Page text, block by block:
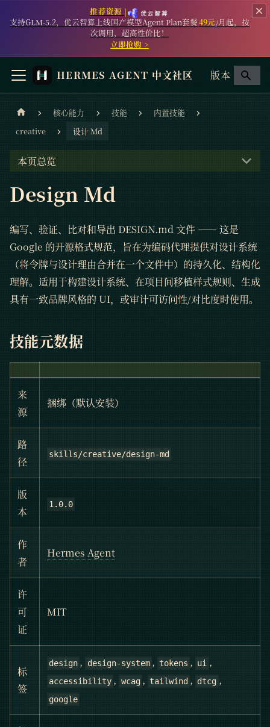
推荐资源 |
支持GLM-5.2，优云智算上线国产模型Agent Plan套餐49元/月起，按
次调用，超高性价比！
立即抢购 >
HERMES AGENT 中文社区 版本
核心能力 技能
内置技能
creative
设计 Md
本页总览
Design Md
编写、验证、比对和导出 DESIGN.md 文件 —— 这是
Google 的开源格式规范，旨在为编码代理提供对设计系统
（将令牌与设计理由合并在一个文件中）的持久化、结构化
理解。适用于构建设计系统、在项目间移植样式规则、生成
具有一致品牌风格的 UI，或审计可访问性/对比度时使用。
技能元数据
来
源
捆绑（默认安装）
路
径
skills/creative/design-md
版
本
1.0.0
作
者
Hermes Agent
许
可
证
MIT
标
签
design , design-system , tokens , ui ,
accessibility , wcag , tailwind , dtcg ,
google